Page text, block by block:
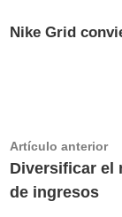
Nike Grid
Navegación
de
entradas
Artículo anterior
Diversificar el
de ingresos